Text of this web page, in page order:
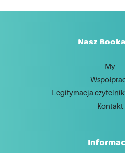
Nasz
My
Legitymacja
Kontakt